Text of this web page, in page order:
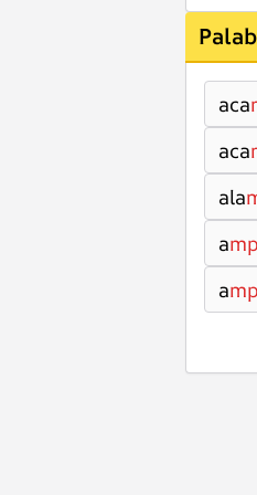
aca
aca
ala
amp
amp